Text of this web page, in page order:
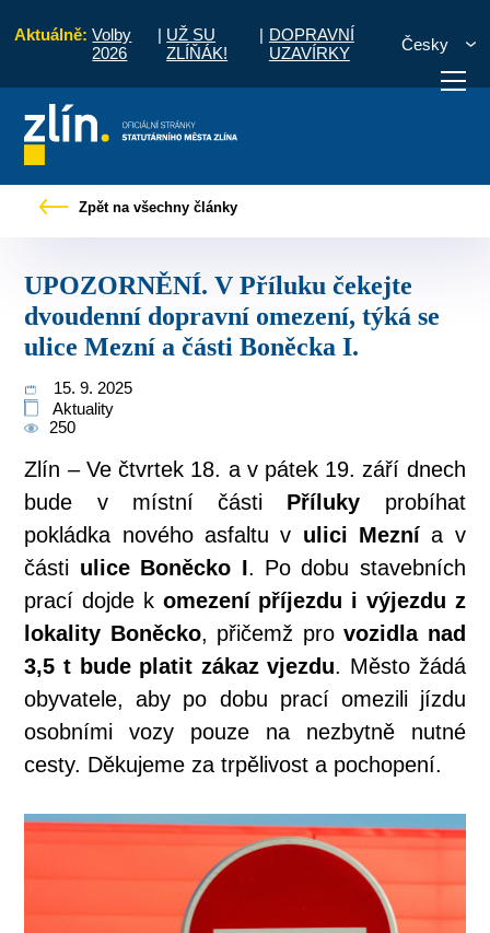
Aktuálně: Volby
2026
| UŽ SU
ZLÍŇÁK!
| DOPRAVNÍ
UZAVÍRKY
Česky
vyřídit Potřebuji zaplatit
Zpět na všechny články
UPOZORNĚNÍ. V Příluku čekejte
dvoudenní dopravní omezení, týká se
ulice Mezní a části Boněcka I.
15. 9. 2025
Aktuality
250
Zlín – Ve čtvrtek 18. a v pátek 19. září dnech
bude v místní části Příluky probíhat
pokládka nového asfaltu v ulici Mezní a v
části ulice Boněcko I. Po dobu stavebních
prací dojde k omezení příjezdu i výjezdu z
lokality Boněcko, přičemž provozidla nad
3,5 t bude platit zákaz vjezdu. Město žádá
obyvatele, aby po dobu prací omezili jízdu
osobními vozy pouze na nezbytně nutné
cesty. Děkujeme za trpělivost a pochopení.